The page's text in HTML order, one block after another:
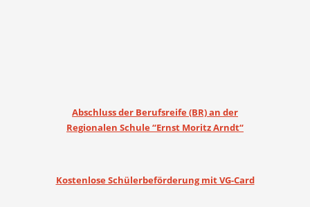
Abschluss der Berufsreife (BR) an der
Regionalen Schule “Ernst Moritz Arndt“
Kostenlose Schülerbeförderung mit VG-Card